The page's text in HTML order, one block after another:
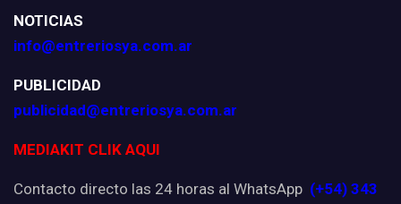
NOTICIAS
info@entreriosya.com.ar
PUBLICIDAD
publicidad@entreriosya.com.ar
MEDIAKIT CLIK AQUI
Contacto directo las 24 horas al WhatsApp (+54) 343